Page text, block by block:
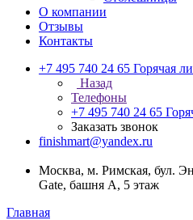
О компании
Отзывы
Контакты
+7 495 740 24 65 Горячая
Назад
Телефоны
+7 495 740 24 65
Заказать звонок
finishmart@yandex.ru
Москва, м. Римская, бул.
Gate, башня А, 5 этаж
Главная